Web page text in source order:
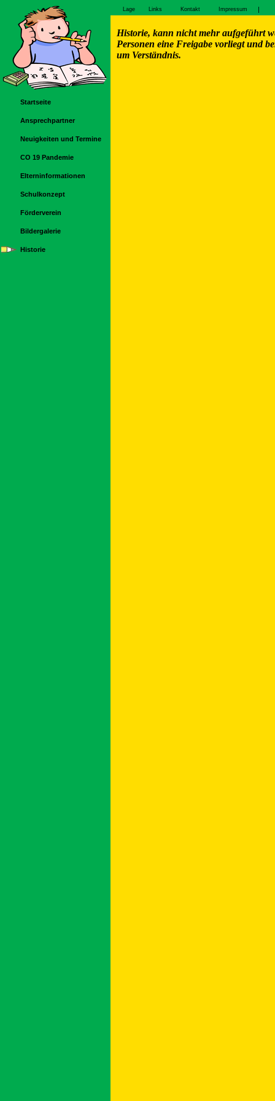
Startseite
Ansprechpartner
Neuigkeiten und Termine
CO 19 Pandemie
Elterninformationen
Schulkonzept
Förderverein
Bildergalerie
Historie
Lage Links Kontakt Impressum |
Historie, kann nicht mehr aufgeführt
Personen eine Freigabe vorliegt und
um Verständnis.